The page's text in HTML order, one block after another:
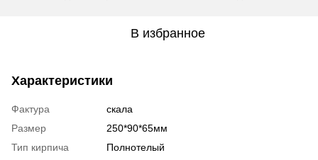
В избранное
Характеристики
Фактура
скала
Размер
250*90*65мм
Тип кирпича
Полнотелый